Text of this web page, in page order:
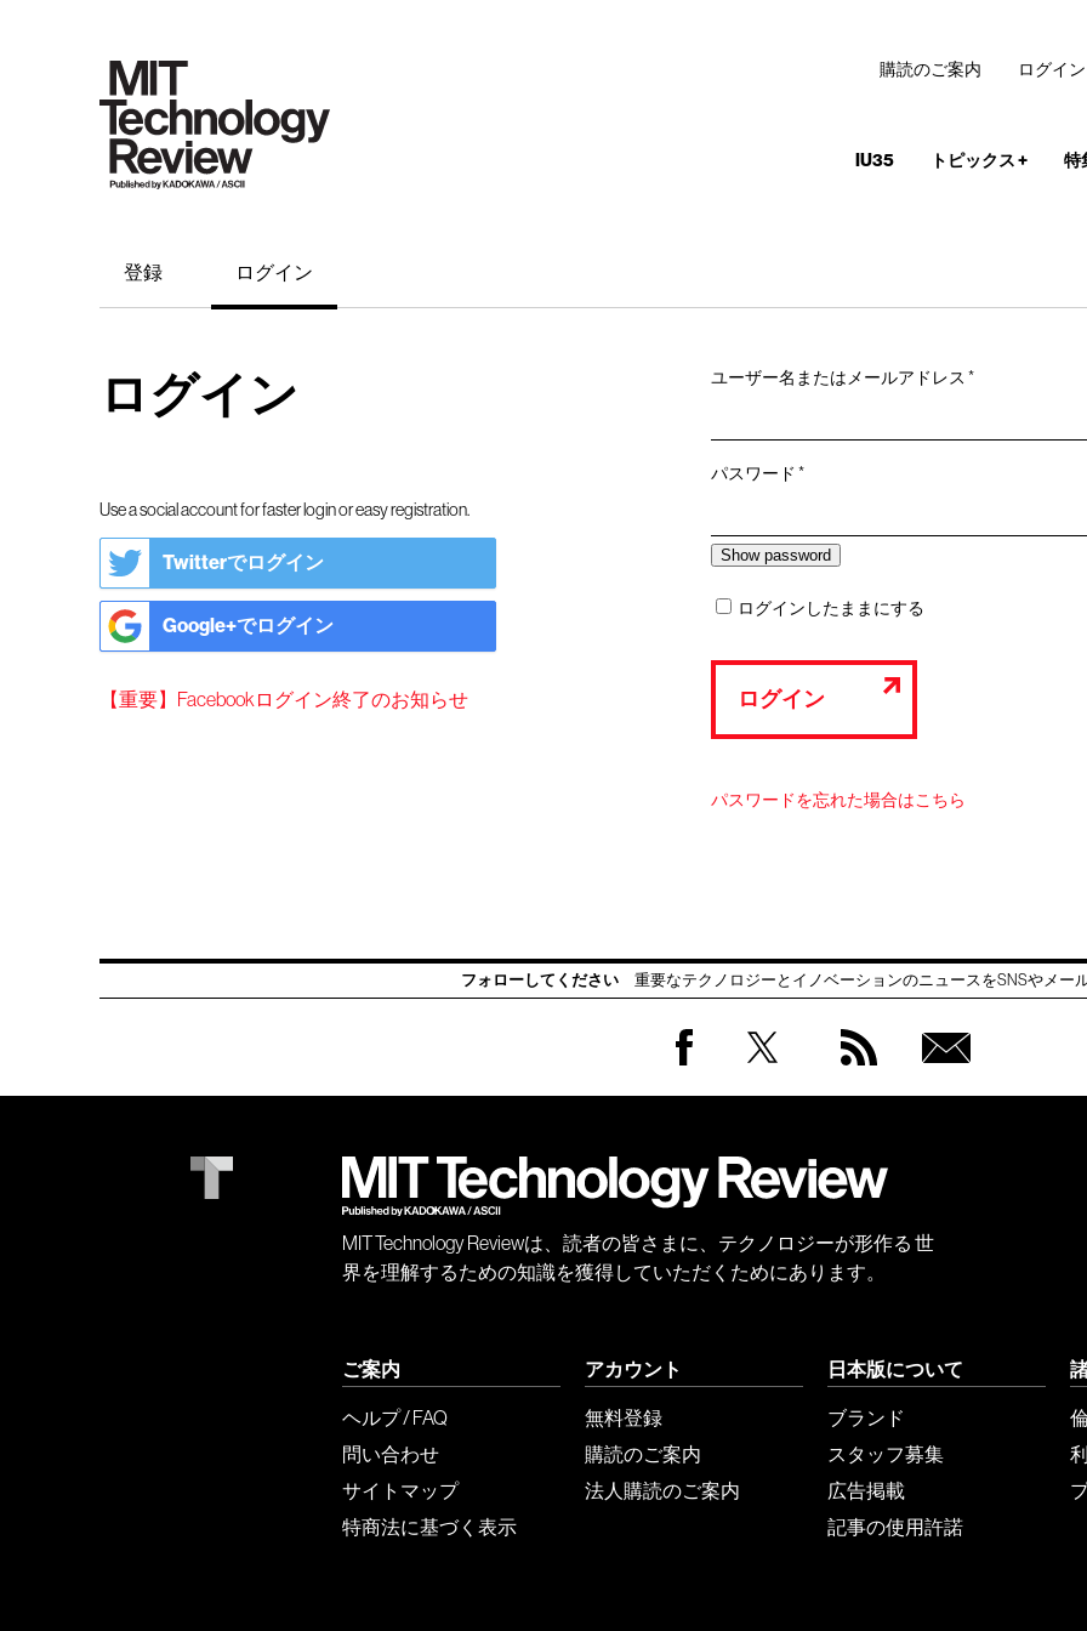
IU35 トピックス+ 特
購読のご案内 ログイン
登録 ログイン
ログイン
Use a social account for faster login or easy registration.
Twitterでログイン
Google+でログイン
【重要】Facebookログイン終了のお知らせ
ユーザー名またはメールアドレス*必
パスワード*必
ログインしたままにする
ログイン
パスワードを忘れた場合はこちら
フォローしてください 重要なテクノロジーとイノベーションのニュースをSNSやメー
会員
MIT Technology Reviewは、読者の皆さまに、テクノロジーが形作る 世
界を理解するための知識を獲得していただくためにあります。
ご案内
ヘルプ / FAQ
問い合わせ
サイトマップ
特商法に基づく表示
アカウント
無料登録
購読のご案内
法人購読のご案内
日本版について
ブランド
スタッフ募集
広告掲載
記事の使用許諾